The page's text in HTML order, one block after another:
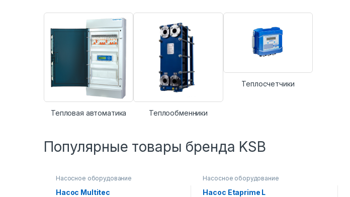
Тепловая автоматика Теплообменники
Теплосчетчики
Популярные товары бренда KSB
Насосное оборудование
Насос Multitec
Насосное оборудование
Насос Etaprime L